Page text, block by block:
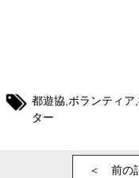
都遊協 ボランティア
ター
＜ 前の